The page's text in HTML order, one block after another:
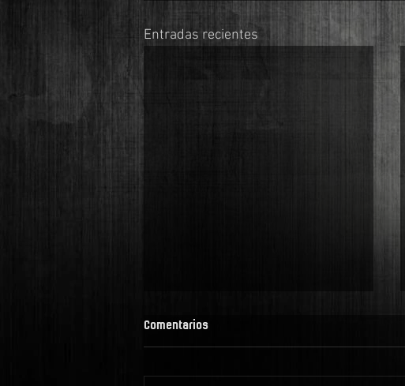
Entradas recientes
Comentarios